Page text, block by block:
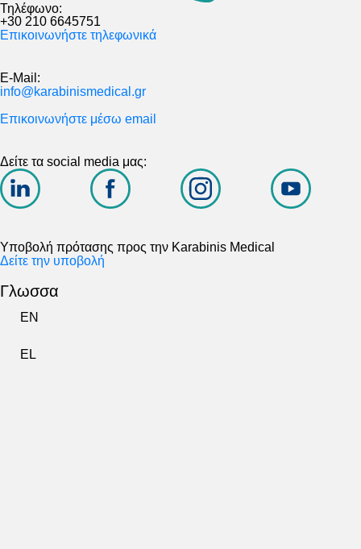
Τηλέφωνο:
+30 210 6645751
Επικοινωνήστε τηλεφωνικά
E-Mail:
info@karabinismedical.gr
Επικοινωνήστε μέσω email
Δείτε τα social media μας:
Υποβολή πρότασης προς την Karabinis Medical
Δείτε την υποβολή
Γλωσσα
EN
EL